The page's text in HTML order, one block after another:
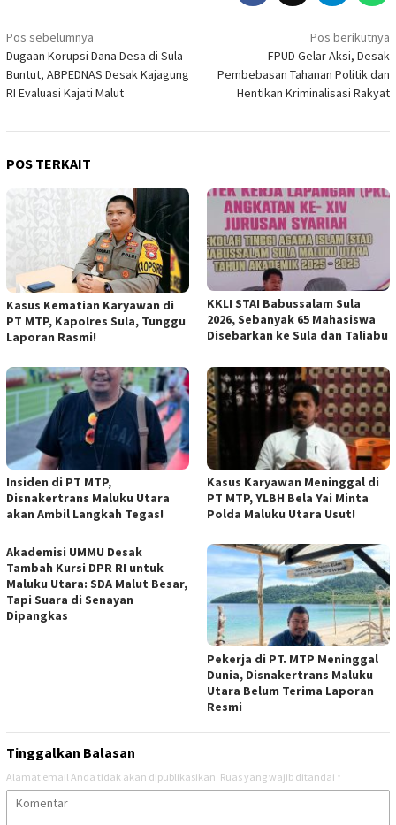
Navigasi
pos
Pos sebelumnya
Dugaan Korupsi Dana Desa di Sula
Buntut, ABPEDNAS Desak Kajagung
RI Evaluasi Kajati Malut
Pos berikutnya
FPUD Gelar Aksi, Desak
Pembebasan Tahanan Politik dan
Hentikan Kriminalisasi Rakyat
POS TERKAIT
Kasus Kematian Karyawan di
PT MTP, Kapolres Sula, Tunggu
Laporan Rasmi!
KKLI STAI Babussalam Sula
2026, Sebanyak 65 Mahasiswa
Disebarkan ke Sula dan Taliabu
Insiden di PT MTP,
Disnakertrans Maluku Utara
akan Ambil Langkah Tegas!
Kasus Karyawan Meninggal di
PT MTP, YLBH Bela Yai Minta
Polda Maluku Utara Usut!
Akademisi UMMU Desak
Tambah Kursi DPR RI untuk
Maluku Utara: SDA Malut Besar,
Tapi Suara di Senayan
Dipangkas
Pekerja di PT. MTP Meninggal
Dunia, Disnakertrans Maluku
Utara Belum Terima Laporan
Resmi
Tinggalkan Balasan
Alamat email Anda tidak akan dipublikasikan. Ruas yang wajib ditandai *